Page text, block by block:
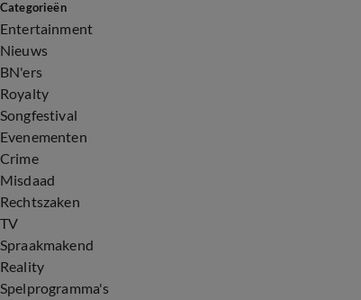
Categorieën
Entertainment
Nieuws
BN'ers
Royalty
Songfestival
Evenementen
Crime
Misdaad
Rechtszaken
TV
Spraakmakend
Reality
Spelprogramma's